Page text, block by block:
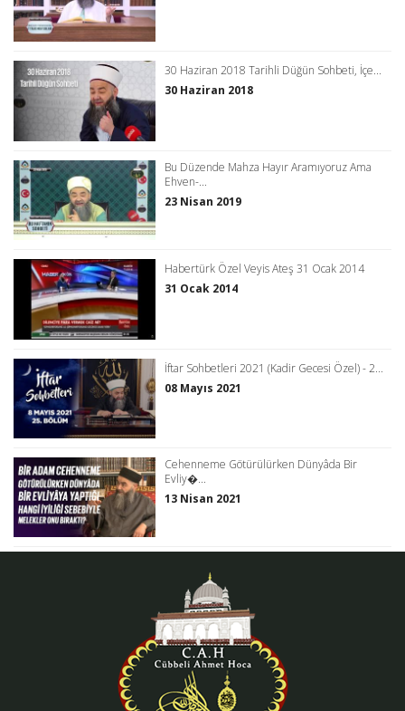
30 Haziran 2018 Tarihli Düğün Sohbeti, İçe...
30 Haziran 2018
Bu Düzende Mahza Hayır Aramıyoruz Ama
Ehven-...
23 Nisan 2019
Habertürk Özel Veyis Ateş 31 Ocak 2014
31 Ocak 2014
İftar Sohbetleri 2021 (Kadir Gecesi Özel) - 2...
08 Mayıs 2021
Cehenneme Götürülürken Dünyâda Bir
Evliy�...
13 Nisan 2021